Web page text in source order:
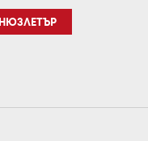
НЮЗЛЕТЪР